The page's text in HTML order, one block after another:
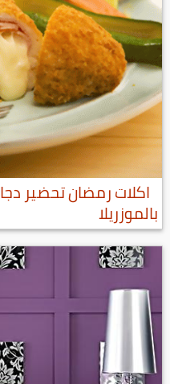
اكلات رمضان تحضير
بالموزريلا